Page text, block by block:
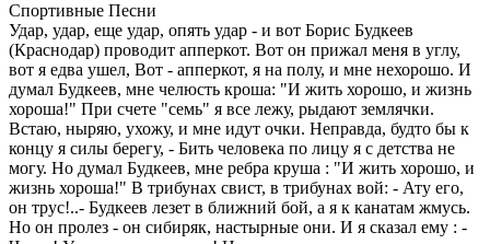
Спортивные Песни
Удар, удар, еще удар, опять удар - и вот Борис Будкеев
(Краснодар) проводит апперкот. Вот он прижал меня в углу,
вот я едва ушел, Вот - апперкот, я на полу, и мне нехорошо. И
думал Будкеев, мне челюсть кроша: "И жить хорошо, и жизнь
хороша!" При счете "семь" я все лежу, рыдают землячки.
Встаю, ныряю, ухожу, и мне идут очки. Неправда, будто бы к
концу я силы берегу, - Бить человека по лицу я с детства не
могу. Но думал Будкеев, мне ребра круша : "И жить хорошо, и
жизнь хороша!" В трибунах свист, в трибунах вой: - Ату его,
он трус!..- Будкеев лезет в ближний бой, а я к канатам жмусь.
Но он пролез - он сибиряк, настырные они. И я сказал ему : -